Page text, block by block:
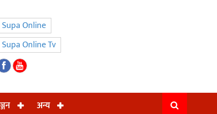
Supa Online
Supa Online Tv
अन्य